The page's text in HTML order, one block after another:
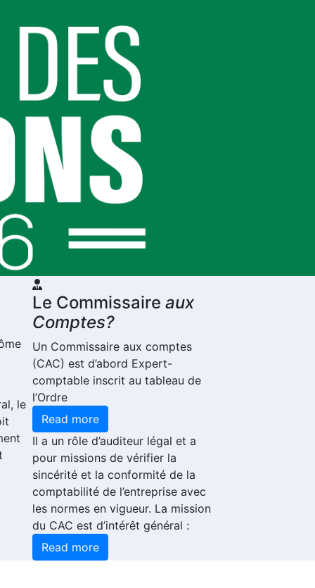
le
Le Commissaire aux
Comptes?
Un Commissaire aux comptes
(CAC) est d’abord Expert-
comptable inscrit au tableau de
l’Ordre
Read more
Il a un rôle d’auditeur légal et a
pour missions de vérifier la
sincérité et la conformité de la
comptabilité de l’entreprise avec
les normes en vigueur. La mission
du CAC est d’intérêt général :
Read more